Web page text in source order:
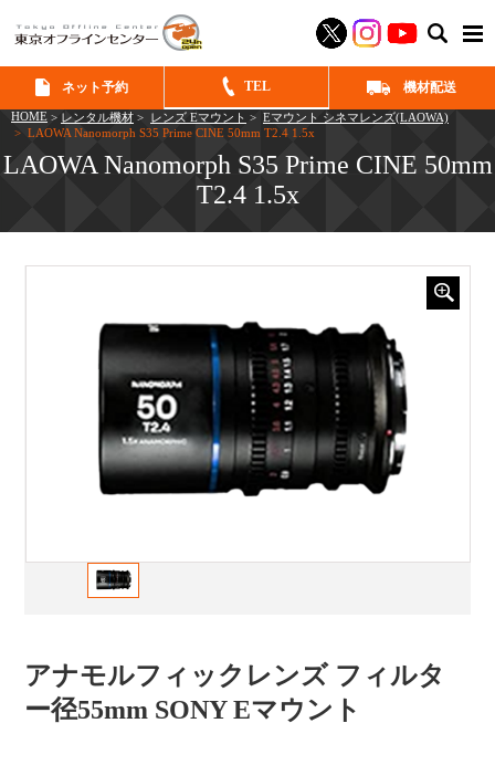
ネット予約 TEL 機材配送
HOME > レンタル機材 > レンズ Eマウント > Eマウント シネマレンズ(LAOWA)
> LAOWA Nanomorph S35 Prime CINE 50mm T2.4 1.5x
LAOWA Nanomorph S35 Prime CINE 50mm
T2.4 1.5x
アナモルフィックレンズ フィルタ
ー径55mm SONY Eマウント